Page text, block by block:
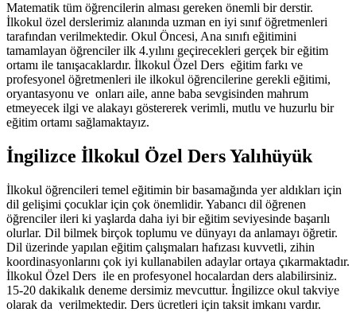
Matematik tüm öğrencilerin alması gereken önemli bir derstir.
İlkokul özel derslerimiz alanında uzman en iyi sınıf öğretmenleri
tarafından verilmektedir. Okul Öncesi, Ana sınıfı eğitimini
tamamlayan öğrenciler ilk 4.yılını geçirecekleri gerçek bir eğitim
ortamı ile tanışacaklardır. İlkokul Özel Ders eğitim farkı ve
profesyonel öğretmenleri ile ilkokul öğrencilerine gerekli eğitimi,
oryantasyonu ve onları aile, anne baba sevgisinden mahrum
etmeyecek ilgi ve alakayı göstererek verimli, mutlu ve huzurlu bir
eğitim ortamı sağlamaktayız.
İngilizce İlkokul Özel Ders Yalıhüyük
İlkokul öğrencileri temel eğitimin bir basamağında yer aldıkları için
dil gelişimi çocuklar için çok önemlidir. Yabancı dil öğrenen
öğrenciler ileri ki yaşlarda daha iyi bir eğitim seviyesinde başarılı
olurlar. Dil bilmek birçok toplumu ve dünyayı da anlamayı öğretir.
Dil üzerinde yapılan eğitim çalışmaları hafızası kuvvetli, zihin
koordinasyonlarını çok iyi kullanabilen adaylar ortaya çıkarmaktadır.
İlkokul Özel Ders ile en profesyonel hocalardan ders alabilirsiniz.
15-20 dakikalık deneme dersimiz mevcuttur. İngilizce okul takviye
olarak da verilmektedir. Ders ücretleri için taksit imkanı vardır.